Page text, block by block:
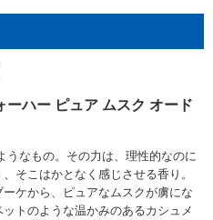
ーハー ピュア ムスク オード
うなもの。その力は、理性的なのに
そこはかとなく感じさせる香り。
ケから、ピュアなムスクが虜にな
トのような温かみのあるカシュメ